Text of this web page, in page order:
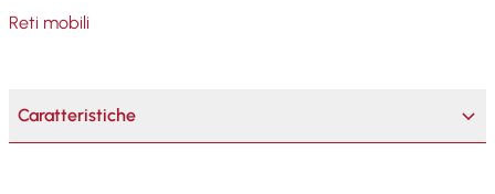
Reti mobili
Caratteristiche